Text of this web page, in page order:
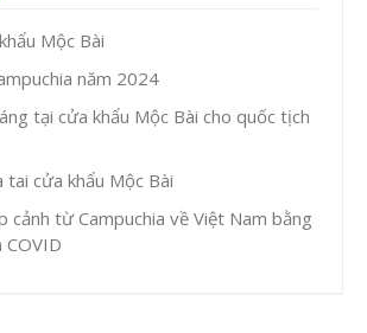
Mộc Bài
năm 2024
tại cửa khẩu Mộc Bài cho quốc tịch
tai cửa khẩu Mộc Bài
cảnh từ Campuchia về Việt Nam bằng